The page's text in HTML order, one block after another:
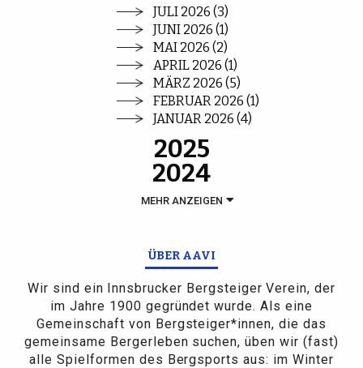
JULI 2026 (3)
JUNI 2026 (1)
MAI 2026 (2)
APRIL 2026 (1)
MÄRZ 2026 (5)
FEBRUAR 2026 (1)
JANUAR 2026 (4)
2025
2024
MEHR ANZEIGEN
ÜBER AAVI
Wir sind ein Innsbrucker Bergsteiger Verein, der
im Jahre 1900 gegründet wurde. Als eine
Gemeinschaft von Bergsteiger*innen, die das
gemeinsame Bergerleben suchen, üben wir (fast)
alle Spielformen des Bergsports aus: im Winter